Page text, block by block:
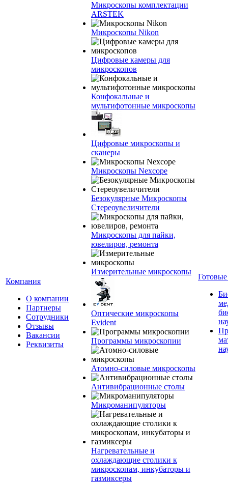
Компания
О компании
Партнеры
Сотрудники
Отзывы
Вакансии
Реквизиты
Микроскопы комплектации
ARSTEK
Микроскопы Nikon
Цифровые камеры для
микроскопов
Конфокальные и
мультифотонные микроскопы
Цифровые микроскопы и
сканеры
Микроскопы Nexcope
Безокулярные Микроскопы
Стереоувеличители
Микроскопы для пайки,
ювелиров, ремонта
Измерительные микроскопы
Оптические микроскопы
Evident
Программы микроскопии
Атомно-силовые микроскопы
Антивибрационные столы
Микроманипуляторы
Нагревательные и
охлаждающие столики к
микроскопам, инкубаторы и
газмиксеры